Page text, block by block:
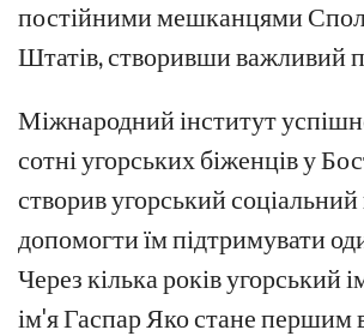
постійними мешканцями
Штатів, створивши важливий
Міжнародний інститут
сотні угорських біженців у
створив угорський
допомогти їм підтримувати
Через кілька років угорський
ім'я Гаспар Яко стане першим